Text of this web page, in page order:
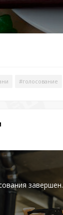
#голосование
завершен.